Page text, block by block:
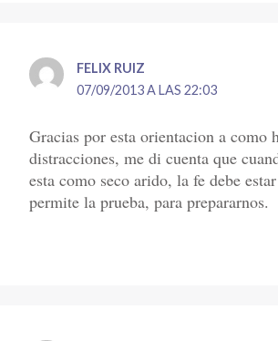
FELIX RUIZ
07/09/2013 A LAS 22:03
Gracias por esta orientacion a como
distracciones, me di cuenta que
esta como seco arido, la fe debe
permite la prueba, para prepararnos.